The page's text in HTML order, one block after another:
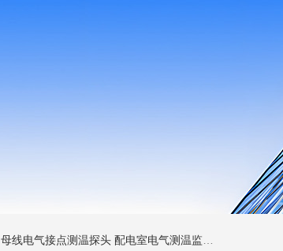
母线电气接点测温探头 配电室电气测温监控主机